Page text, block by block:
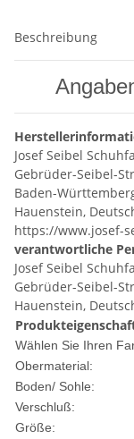
Beschreibung
Josef Seibel
Gebrüder-Seibel-
Baden-
Hauenstein,
https://www.josef-
verantwortliche
Josef Seibel
Gebrüder-Seibel-
Hauenstein,
Wählen Sie Ihren
Obermaterial:
Boden/ Sohle:
Verschluß:
Größe: